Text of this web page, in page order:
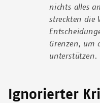
nichts alles
streckten die
Grenzen, um
unterstützen.
Ignorierter